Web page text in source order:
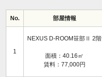
No. 部屋情報
1
NEXUS D-ROOM笹部Ⅱ 2階
面積：40.16㎡
賃料：77,000円